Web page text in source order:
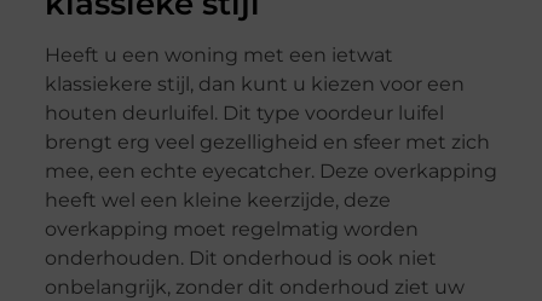
Heeft u een woning met een ietwat
klassiekere stijl, dan kunt u kiezen voor een
houten deurluifel. Dit type voordeur luifel
brengt erg veel gezelligheid en sfeer met zich
mee, een echte eyecatcher. Deze overkapping
heeft wel een kleine keerzijde, deze
overkapping moet regelmatig worden
onderhouden. Dit onderhoud is ook niet
onbelangrijk, zonder dit onderhoud ziet uw